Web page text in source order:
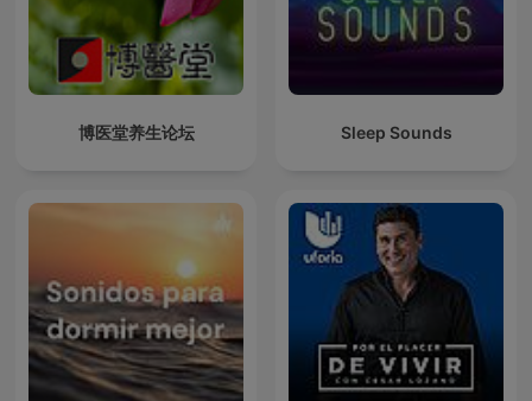
博医堂养生论坛 Sleep Sounds